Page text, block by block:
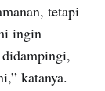
tetapi
ingin
katanya.